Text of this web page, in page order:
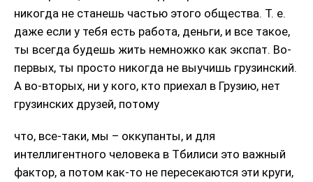
никогда не станешь частью этого общества. Т. е.
даже если у тебя есть работа, деньги, и все такое,
ты всегда будешь жить немножко как экспат. Во-
первых, ты просто никогда не выучишь грузинский.
А во-вторых, ни у кого, кто приехал в Грузию, нет
грузинских друзей, потому
что, все-таки, мы – оккупанты, и для
интеллигентного человека в Тбилиси это важный
фактор, а потом как-то не пересекаются эти круги,